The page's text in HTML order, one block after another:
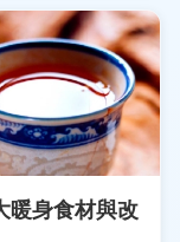
暖身食材與改